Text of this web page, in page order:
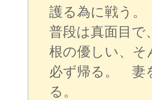
護る為に戦う。
普段は真面目で
根の優しい、そ
必ず帰る。 妻
る。